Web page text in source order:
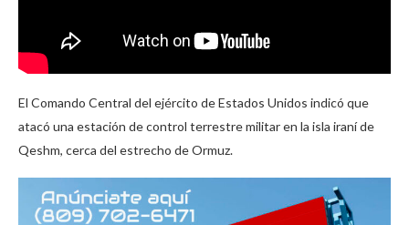
El Comando Central del ejército de Estados Unidos indicó que
atacó una estación de control terrestre militar en la isla iraní de
Qeshm, cerca del estrecho de Ormuz.